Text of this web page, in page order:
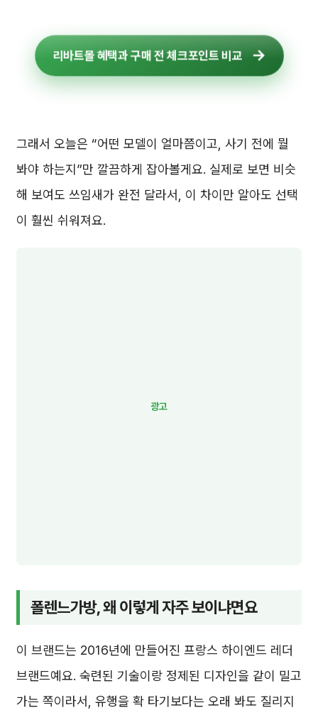
리바트몰 혜택과 구매 전 체크포인트 비교
그래서 오늘은 “어떤 모델이 얼마쯤이고, 사기 전에 뭘
봐야 하는지”만 깔끔하게 잡아볼게요. 실제로 보면 비슷
해 보여도 쓰임새가 완전 달라서, 이 차이만 알아도 선택
이 훨씬 쉬워져요.
폴렌느가방, 왜 이렇게 자주 보이냐면요
이 브랜드는 2016년에 만들어진 프랑스 하이엔드 레더
브랜드예요. 숙련된 기술이랑 정제된 디자인을 같이 밀고
가는 쪽이라서, 유행을 확 타기보다는 오래 봐도 질리지